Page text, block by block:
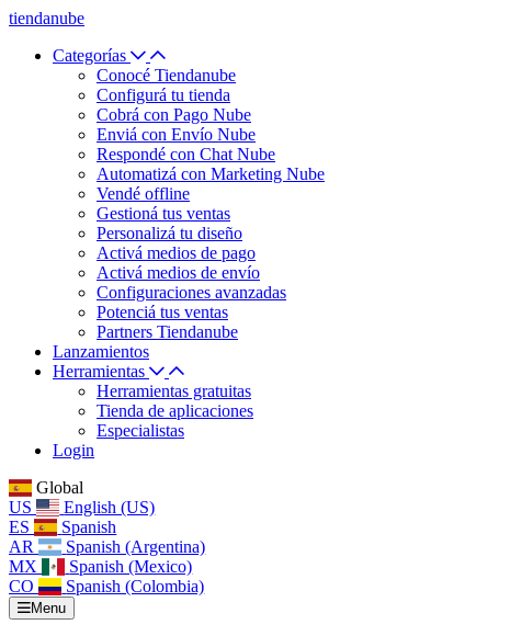
tiendanube
Categorías
Conocé Tiendanube
Configurá tu tienda
Cobrá con Pago Nube
Enviá con Envío Nube
Respondé con Chat Nube
Automatizá con Marketing Nube
Vendé offline
Gestioná tus ventas
Personalizá tu diseño
Activá medios de pago
Activá medios de envío
Configuraciones avanzadas
Potenciá tus ventas
Partners Tiendanube
Lanzamientos
Herramientas
Herramientas gratuitas
Tienda de aplicaciones
Especialistas
Login
Global
US
English (US)
ES
Spanish
AR
Spanish (Argentina)
MX
Spanish (Mexico)
CO
Spanish (Colombia)
Menu